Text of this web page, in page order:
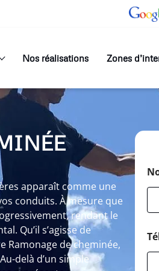
Nos réalisations Zones
apparaît comme une
conduits. À mesure que
rendant le
Qu’il s’agisse de
Ramonage de cheminée,
delà d’un simple